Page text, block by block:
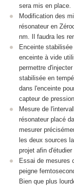
sera mis en place.
Modification des
résonateur en
nm. Il faudra les
Enceinte
enceinte à vide
permettre
stabilisée en
dans l'enceinte
capteur de
Mesure de
résonateur placé
mesurer
les deux sources
projet afin
Essai de mesures
peigne
Bien que plus